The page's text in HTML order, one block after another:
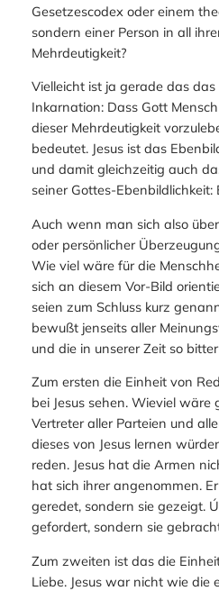
Gesetzescodex oder einem
sondern einer Person in all
Mehrdeutigkeit?
Vielleicht ist ja gerade das
Inkarnation: Dass Gott
dieser Mehrdeutigkeit
bedeutet. Jesus ist das
und damit gleichzeitig auch
seiner Gottes-Ebenbildlichkeit:
Auch wenn man sich also
oder persönlicher
Wie viel wäre für die
sich an diesem Vor-Bild
seien zum Schluss kurz
bewußt jenseits aller
und die in unserer Zeit so
Zum ersten die Einheit von
bei Jesus sehen. Wieviel
Vertreter aller Parteien und
dieses von Jesus lernen
reden. Jesus hat die Armen
hat sich ihrer angenommen.
geredet, sondern sie gezeigt.
gefordert, sondern sie
Zum zweiten ist das die
Liebe. Jesus war nicht wie die